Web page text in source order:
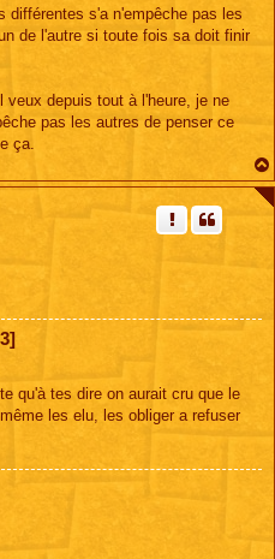
différentes s'a n'empêche pas les
de l'autre si toute fois sa doit finir
veux depuis tout à l'heure, je ne
pas les autres de penser ce
ça.
qu'à tes dire on aurait cru que le
les elu, les obliger a refuser